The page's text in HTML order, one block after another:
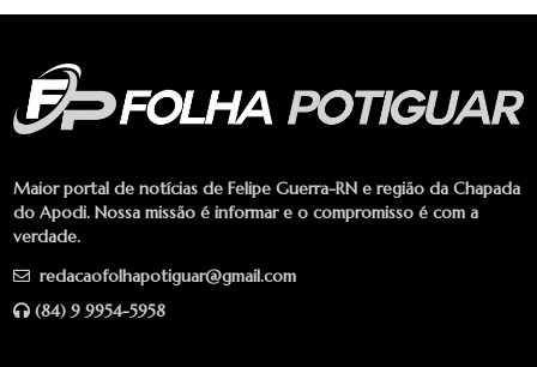
Maior portal de notícias de Felipe Guerra-RN e região da Chapada
do Apodi. Nossa missão é informar e o compromisso é com a
verdade.
redacaofolhapotiguar@gmail.com
(84) 9 9954-5958